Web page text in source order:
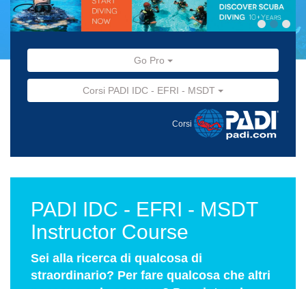
Go Pro
Corsi PADI IDC - EFRI - MSDT
Corsi
PADI IDC - EFRI - MSDT
Instructor Course
Sei alla ricerca di qualcosa di
straordinario? Per fare qualcosa che altri